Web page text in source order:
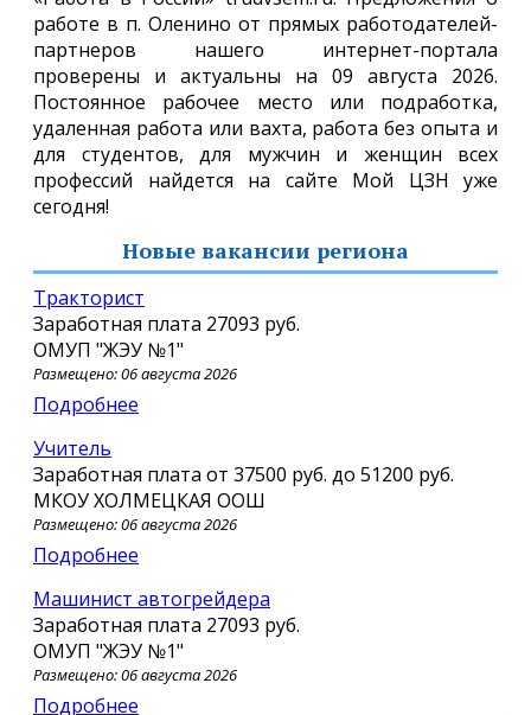
работе в п. Оленино от прямых работодателей-
партнеров нашего интернет-портала
проверены и актуальны на 09 августа 2026.
Постоянное рабочее место или подработка,
удаленная работа или вахта, работа без опыта и
для студентов, для мужчин и женщин всех
профессий найдется на сайте Мой ЦЗН уже
сегодня!
Новые вакансии региона
Тракторист
Заработная плата 27093 руб.
ОМУП "ЖЭУ №1"
Размещено: 06 августа 2026
Подробнее
Учитель
Заработная плата от 37500 руб. до 51200 руб.
МКОУ ХОЛМЕЦКАЯ ООШ
Размещено: 06 августа 2026
Подробнее
Машинист автогрейдера
Заработная плата 27093 руб.
ОМУП "ЖЭУ №1"
Размещено: 06 августа 2026
Подробнее